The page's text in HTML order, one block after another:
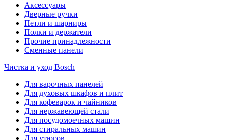
Аксессуары
Дверные ручки
Петли и шарниры
Полки и держатели
Прочие принадлежности
Сменные панели
Чистка и уход Bosch
Для варочных панелей
Для духовых шкафов и плит
Для кофеварок и чайников
Для нержавеющей стали
Для посудомоечных машин
Для стиральных машин